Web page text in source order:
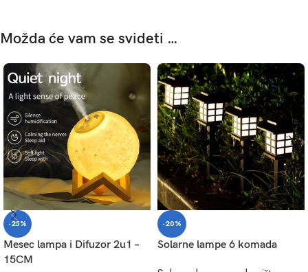
Možda će vam se svideti …
-25%
Mesec lampa i Difuzor 2u1 –
15CM
-20%
Solarne lampe 6 komada